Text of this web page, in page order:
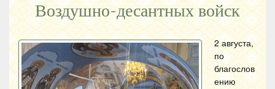
Воздушно-десантных войск
2 августа,
по
благослов
ению